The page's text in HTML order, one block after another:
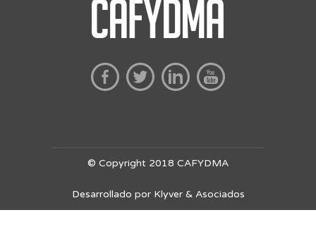
© Copyright 2018 CAFYDMA
Desarrollado por Klyver & Asociados